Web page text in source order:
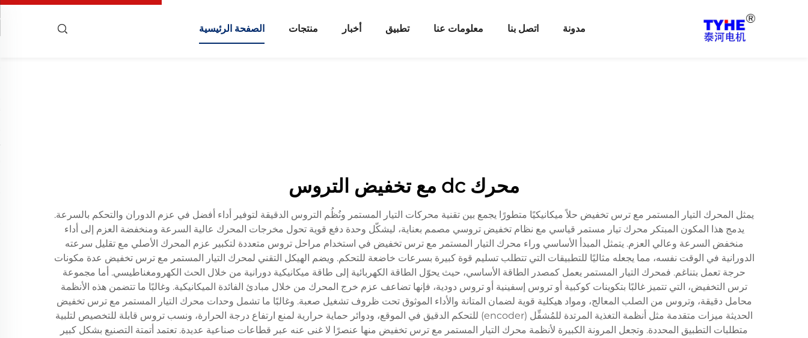
الصفحة الرئيسية منتجات أخبار تطبيق معلومات عنا اتصل بنا مدونة
محرك dc مع تخفيض التروس
يمثل المحرك التيار المستمر مع ترس تخفيض حلاً ميكانيكيًا متطورًا يجمع بين تقنية محركات التيار المستمر ونُظُم التروس الدقيقة لتوفير أداء أفضل في عزم الدوران والتحكم بالسرعة.
يدمج هذا المكون المبتكر محرك تيار مستمر قياسي مع نظام تخفيض تروسي مصمم بعناية، ليشكّل وحدة دفع قوية تحول مخرجات المحرك عالية السرعة ومنخفضة العزم إلى أداء
منخفض السرعة وعالي العزم. يتمثل المبدأ الأساسي وراء محرك التيار المستمر مع ترس تخفيض في استخدام مراحل تروس متعددة لتكبير عزم المحرك الأصلي مع تقليل سرعته
الدورانية في الوقت نفسه، مما يجعله مثاليًا للتطبيقات التي تتطلب تسليم قوة كبيرة بسرعات خاضعة للتحكم. ويضم الهيكل التقني لمحرك التيار المستمر مع ترس تخفيض عدة مكونات
حرجة تعمل بتناغم. فمحرك التيار المستمر يعمل كمصدر الطاقة الأساسي، حيث يحوّل الطاقة الكهربائية إلى طاقة ميكانيكية دورانية من خلال الحث الكهرومغناطيسي. أما مجموعة
ترس التخفيض، التي تتميز غالبًا بتكوينات كوكبية أو تروس إسفينية أو تروس دودية، فإنها تضاعف عزم خرج المحرك من خلال مبادئ الفائدة الميكانيكية. وغالبًا ما تتضمن هذه الأنظمة
محامل دقيقة، وتروس من الصلب المعالج، ومواد هيكلية قوية لضمان المتانة والأداء الموثوق تحت ظروف تشغيل صعبة. وغالبًا ما تشمل وحدات محرك التيار المستمر مع ترس تخفيض
الحديثة ميزات متقدمة مثل أنظمة التغذية المرتدة للمُشفِّل (encoder) للتحكم الدقيق في الموقع، ودوائر حماية حرارية لمنع ارتفاع درجة الحرارة، ونسب تروس قابلة للتخصيص لتلبية
متطلبات التطبيق المحددة. وتجعل المرونة الكبيرة لأنظمة محرك التيار المستمر مع ترس تخفيض منها عنصرًا لا غنى عنه عبر قطاعات صناعية عديدة. تعتمد أتمتة التصنيع بشكل كبير